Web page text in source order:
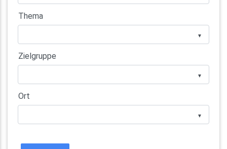
▼
Thema
▼
Zielgruppe
▼
Ort